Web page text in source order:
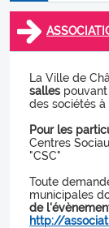
La Ville de
salles
des sociétés
Pour les
Centres
"CSC"
Toute
municipales
de
http://